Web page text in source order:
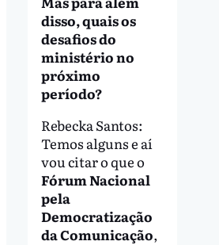
disso, quais os
desafios do
ministério no
próximo
período?
Rebecka Santos:
Temos alguns e aí
vou citar o que o
Fórum Nacional
pela
Democratização
da Comunicação,